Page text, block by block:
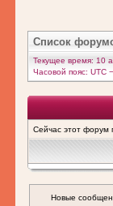
Список
Текущее время: 10
Часовой пояс: UTC
Сейчас этот форум
Новые